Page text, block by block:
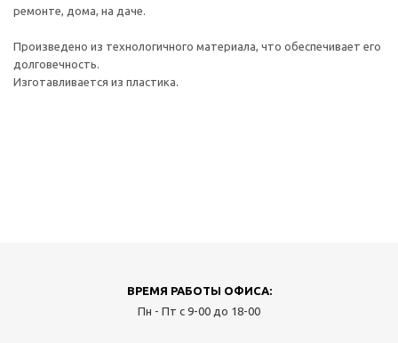
ремонте, дома, на даче.
Произведено из технологичного материала, что обеспечивает его
долговечность.
Изготавливается из пластика.
ВРЕМЯ РАБОТЫ ОФИСА:
Пн - Пт с 9-00 до 18-00